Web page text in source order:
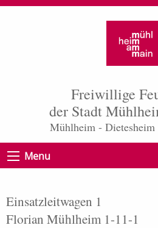
Freiwillige
der Stadt
Mühlheim -
Menu
Einsatzleitwagen 1
Florian Mühlheim 1-11-1